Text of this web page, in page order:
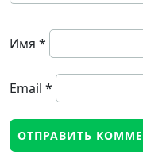
Имя *
Email *